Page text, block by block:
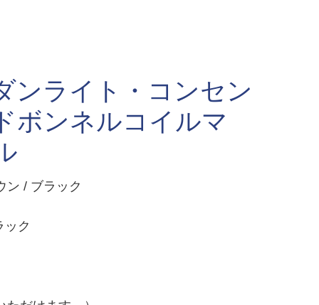
ンライト・コンセン
ボンネルコイルマ
ン / ブラック
ク